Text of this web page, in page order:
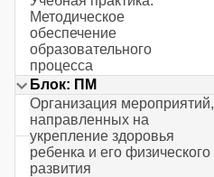
Методическое
обеспечение
образовательного
процесса
Блок: ПМ
Организация мероприятий,
направленных на
укрепление здоровья
ребенка и его физического
развития